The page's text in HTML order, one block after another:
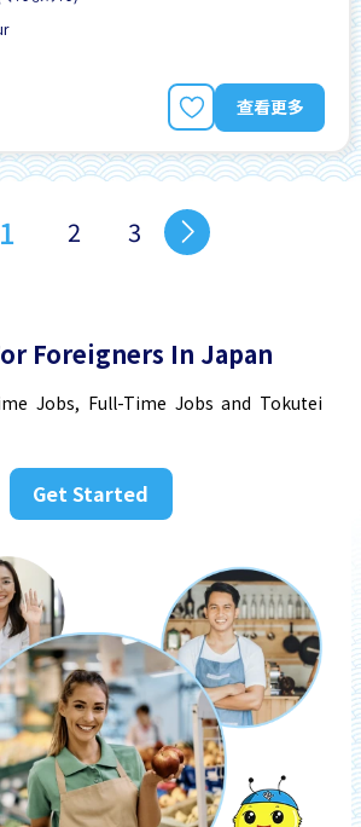
查看更多
1 2 3
Foreigners In Japan
Jobs, Full-Time Jobs and Tokutei
Get Started